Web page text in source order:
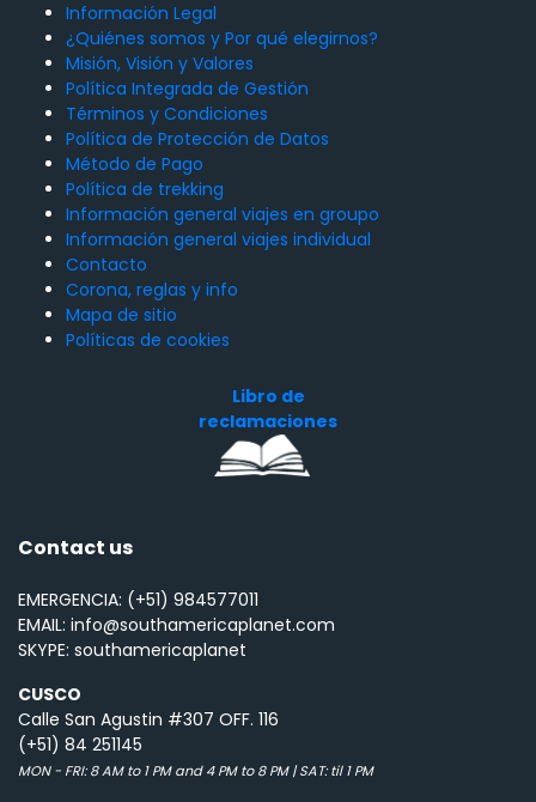
Información Legal
¿Quiénes somos y Por qué elegirnos?
Misión, Visión y Valores
Política Integrada de Gestión
Términos y Condiciones
Política de Protección de Datos
Método de Pago
Política de trekking
Información general viajes en groupo
Información general viajes individual
Contacto
Corona, reglas y info
Mapa de sitio
Políticas de cookies
Libro de
reclamaciones
Contact us
EMERGENCIA: (+51) 984577011
EMAIL: info@southamericaplanet.com
SKYPE: southamericaplanet
CUSCO
Calle San Agustin #307 OFF. 116
(+51) 84 251145
MON - FRI: 8 AM to 1 PM and 4 PM to 8 PM | SAT: til 1 PM